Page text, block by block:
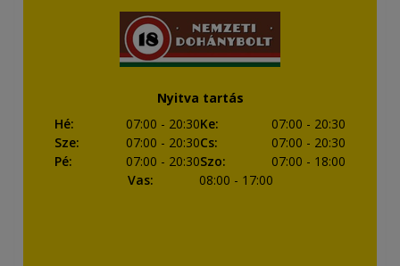
Nyitva tartás
Hé: 07:00 - 20:30Ke: 07:00 - 20:30
Sze: 07:00 - 20:30Cs: 07:00 - 20:30
Pé: 07:00 - 20:30Szo: 07:00 - 18:00
Vas: 08:00 - 17:00